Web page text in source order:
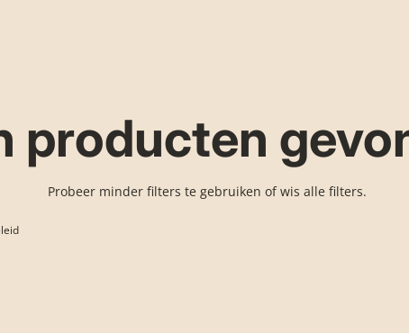
producten
Probeer minder filters te gebruiken ofwis alle filters.